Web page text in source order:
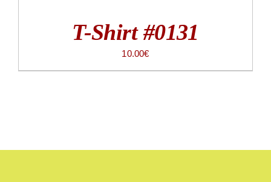
T-Shirt #0131
10.00€